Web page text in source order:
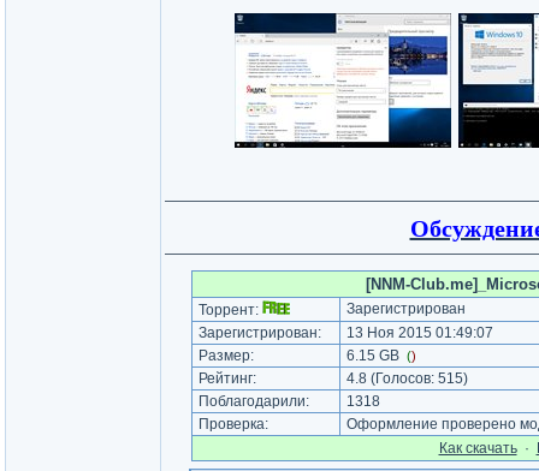
[NNM-
Торрент:
Зарегистрирован
Зарегистрирован:
13 Ноя 2015 01:49:07
Размер:
6.15 GB ()
Рейтинг: 4.8 (Голосов: 515)
Поблагодарили:
1318
Проверка:
Оформление проверено
Как cкачать·